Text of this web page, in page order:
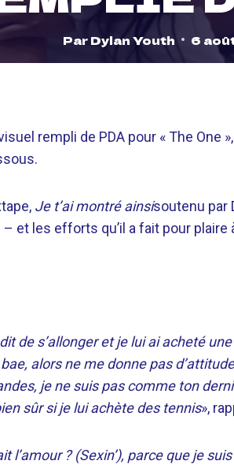
ParDylan Youth 6
rempli de PDA pour « The One
Je t’ai montré ainsisoutenu par
et les efforts qu’il a fait pour plaire
de s’allonger et je lui ai acheté
alors ne me donne pas
je ne suis pas comme ton
sûr si je lui achète des tennis»,
l’amour ? (Sexin’), parce que je